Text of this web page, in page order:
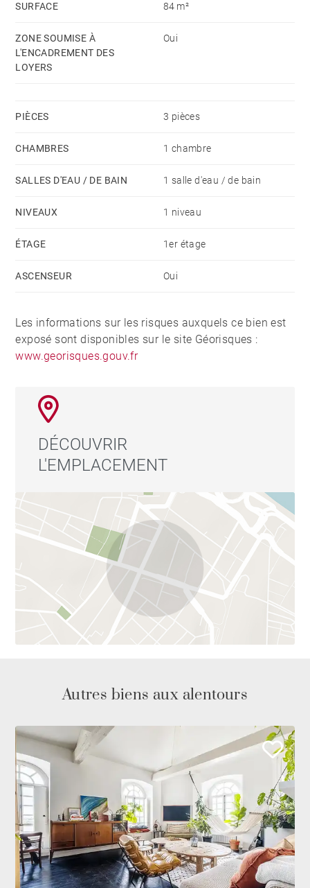
ménagères)
Honoraires Locataire : Bail Alur (résidence principale) :
13€/m2 dont 3€/m2 pr état des lieux entrée. Bail Code
SURFACE 84 m²
ZONE SOUMISE À
L'ENCADREMENT DES
LOYERS
Oui
PIÈCES 3 pièces
CHAMBRES 1 chambre
SALLES D'EAU / DE BAIN 1 salle d'eau / de bain
NIVEAUX 1 niveau
ÉTAGE 1er étage
ASCENSEUR Oui
Les informations sur les risques auxquels ce bien est
exposé sont disponibles sur le site Géorisques :
www.georisques.gouv.fr
DÉCOUVRIR
L'EMPLACEMENT
Autres biens aux alentours